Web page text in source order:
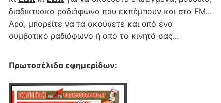
διαδικτυακα ραδιόφωνα που εκπέμπουν και στα FM...
Άρα, μπορείτε να τα ακούσετε και από ένα
συμβατικό ραδιόφωνο ή από το κινητό σας...
Πρωτοσέλιδα εφημερίδων: